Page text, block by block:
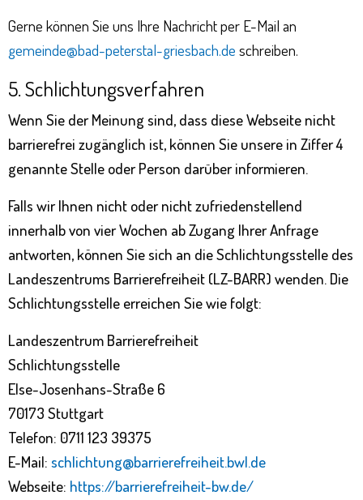
Gerne können Sie uns Ihre Nachricht per E-Mail an
gemeinde@bad-peterstal-griesbach.de schreiben.
5. Schlichtungsverfahren
Wenn Sie der Meinung sind, dass diese Webseite nicht
barrierefrei zugänglich ist, können Sie unsere in Ziffer 4
genannte Stelle oder Person darüber informieren.
Falls wir Ihnen nicht oder nicht zufriedenstellend
innerhalb von vier Wochen ab Zugang Ihrer Anfrage
antworten, können Sie sich an die Schlichtungsstelle des
Landeszentrums Barrierefreiheit (LZ-BARR) wenden. Die
Schlichtungsstelle erreichen Sie wie folgt:
Landeszentrum Barrierefreiheit
Schlichtungsstelle
Else-Josenhans-Straße 6
70173 Stuttgart
Telefon: 0711 123 39375
E-Mail: schlichtung@barrierefreiheit.bwl.de
Webseite: https://barrierefreiheit-bw.de/